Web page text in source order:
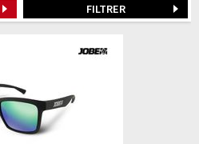
FILTRER